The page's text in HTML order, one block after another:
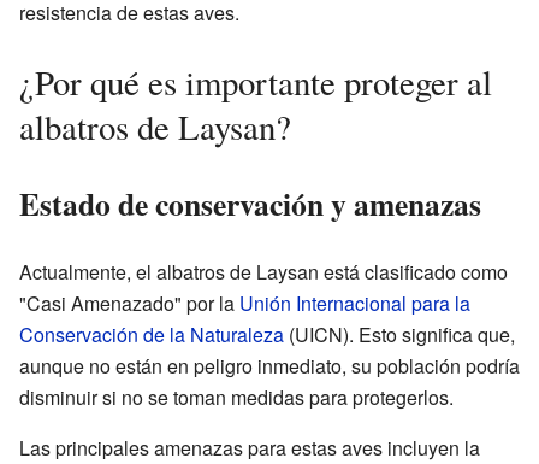
resistencia de estas aves.
¿Por qué es importante proteger al
albatros de Laysan?
Estado de conservación y amenazas
Actualmente, el albatros de Laysan está clasificado como
"Casi Amenazado" por la Unión Internacional para la
Conservación de la Naturaleza (UICN). Esto significa que,
aunque no están en peligro inmediato, su población podría
disminuir si no se toman medidas para protegerlos.
Las principales amenazas para estas aves incluyen la